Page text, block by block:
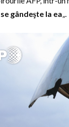
gândeşte la ea„.